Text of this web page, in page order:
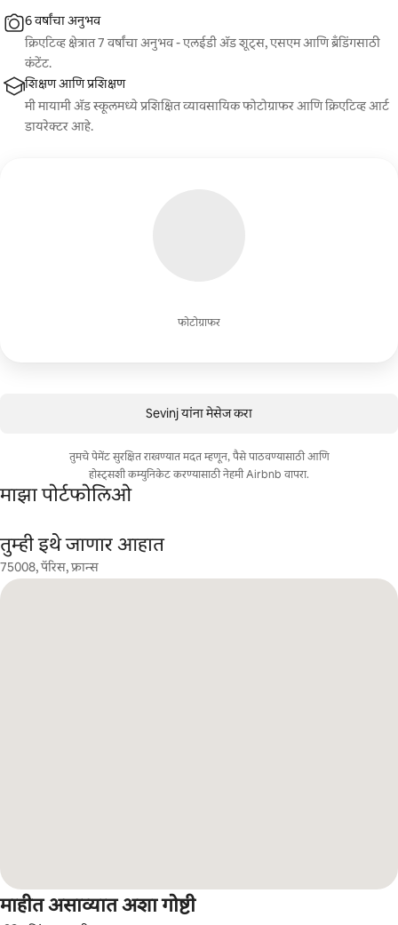
फोटोग्राफर
6 वर्षांचा अनुभव
क्रिएटिव्ह क्षेत्रात 7 वर्षांचा अनुभव - एलईडी अ‍ॅड शूट्स, एसएम आणि ब्रँडिंगसाठी
कंटेंट.
शिक्षण आणि प्रशिक्षण
मी मायामी ॲड स्कूलमध्ये प्रशिक्षित व्यावसायिक फोटोग्राफर आणि क्रिएटिव्ह आर्ट
डायरेक्टर आहे.
Sevinj यांना मेसेज करा
तुमचे पेमेंट सुरक्षित राखण्यात मदत म्हणून, पैसे पाठवण्यासाठी आणि
होस्ट्सशी कम्युनिकेट करण्यासाठी नेहमी Airbnb वापरा.
माझा पोर्टफोलिओ
तुम्ही इथे जाणार आहात
75008, पॅरिस, फ्रान्स
माहीत असाव्यात अशा गोष्टी